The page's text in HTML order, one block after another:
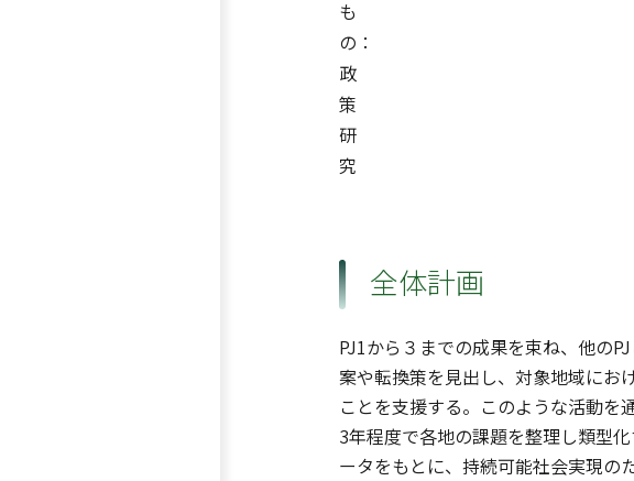
も
の：
政
策
研
究
全体計画
PJ1から３までの成果を束ね、他の
案や転換策を見出し、対象地域にお
ことを支援する。このような活動を
3年程度で各地の課題を整理し類型
ータをもとに、持続可能社会実現の